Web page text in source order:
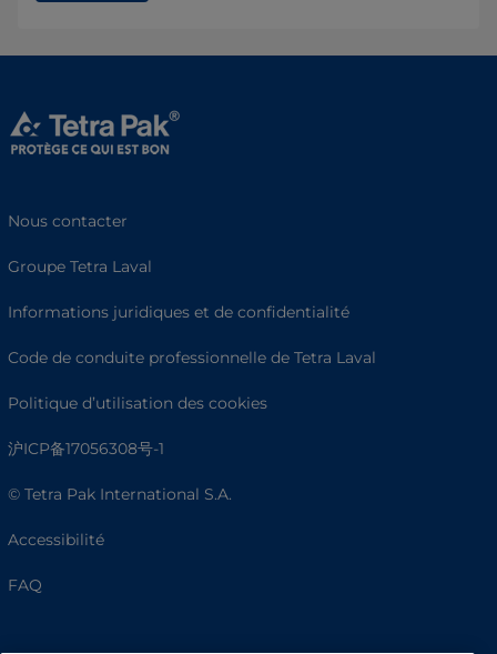
Nous contacter
Groupe Tetra Laval
Informations juridiques et de confidentialité
Code de conduite professionnelle de Tetra Laval
Politique d’utilisation des cookies
沪ICP备17056308号-1
© Tetra Pak International S.A.
Accessibilité
FAQ